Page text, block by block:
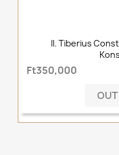
II. Tiberius
Ft350,000